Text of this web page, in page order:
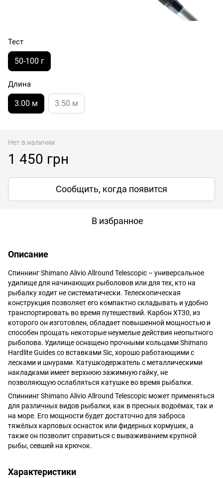
Тест
50-100 г
Длина
3.00 м 3.50 м
Нет в наличии
1 450 грн
Сообщить, когда появится
В избранное
Описание
Спиннинг Shimano Alivio Allround Telescopic – универсальное
удилище для начинающих рыболовов или для тех, кто на
рыбалку ходит не систематически. Телескопическая
конструкция позволяет его компактно складывать и удобно
транспортировать во время путешествий. Карбон XT30, из
которого он изготовлен, обладает повышенной мощностью и
способен прощать некоторые неумелые действия неопытного
рыболова. Удилище оснащено прочными кольцами Shimano
Hardlite Guides со вставками Sic, хорошо работающими с
лесками и шнурами. Катушкодержатель с металлическими
накладками имеет верхнюю зажимную гайку, не
позволяющую ослабляться катушке во время рыбалки.
Спиннинг Shimano Alivio Allround Telescopic может применяться
для различных видов рыбалки, как в пресных водоёмах, так и
на море. Его мощности будет достаточно для заброса
тяжёлых карповых оснасток или фидерных кормушек, а
также он позволит справиться с вываживанием крупной
рыбы, севшей на крючок.
Характеристики